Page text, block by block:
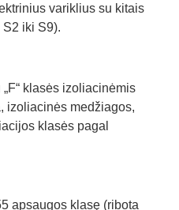
variklius su kitais
iki S9).
klasės izoliacinėmis
izoliacinės medžiagos,
klasės pagal
apsaugos klasę (ribota